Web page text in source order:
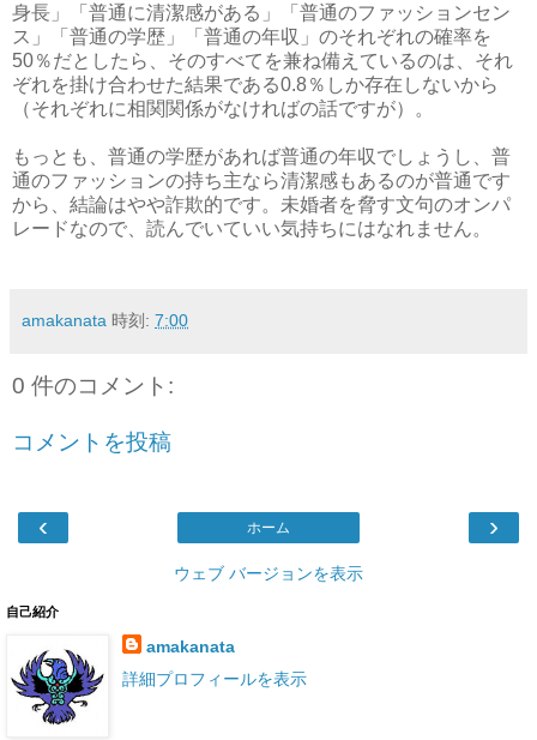
身長」「普通に清潔感がある」「普通のファッションセン
ス」「普通の学歴」「普通の年収」のそれぞれの確率を
50％だとしたら、そのすべてを兼ね備えているのは、それ
ぞれを掛け合わせた結果である0.8％しか存在しないから
（それぞれに相関関係がなければの話ですが）。
もっとも、普通の学歴があれば普通の年収でしょうし、普
通のファッションの持ち主なら清潔感もあるのが普通です
から、結論はやや詐欺的です。未婚者を脅す文句のオンパ
レードなので、読んでいていい気持ちにはなれません。
amakanata 時刻: 7:00
0 件のコメント:
コメントを投稿
‹ ›
ホーム
ウェブ バージョンを表示
自己紹介
amakanata
詳細プロフィールを表示